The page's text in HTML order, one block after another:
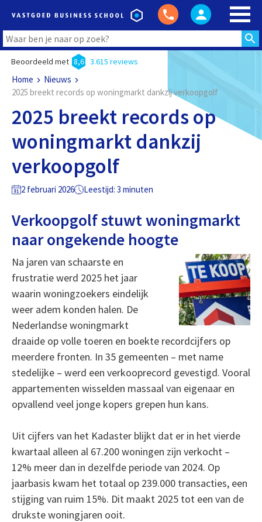
Beoordeeld met 8,6 3.615 reviews
Home
Nieuws
2025 breekt records op woningmarkt dankzij verkoopgolf
2025 breekt records op
woningmarkt dankzij
verkoopgolf
2 februari 2026 Leestijd: 3 minuten
Verkoopgolf stuwt woningmarkt
naar ongekende hoogte
Na jaren van schaarste en
frustratie werd 2025 het jaar
waarin woningzoekers eindelijk
weer adem konden halen. De
Nederlandse woningmarkt
draaide op volle toeren en boekte recordcijfers op
meerdere fronten. In 35 gemeenten – met name
stedelijke – werd een verkooprecord gevestigd. Vooral
appartementen wisselden massaal van eigenaar en
opvallend veel jonge kopers grepen hun kans.
Uit cijfers van het Kadaster blijkt dat er in het vierde
kwartaal alleen al 67.200 woningen zijn verkocht –
12% meer dan in dezelfde periode van 2024. Op
jaarbasis kwam het totaal op 239.000 transacties, een
stijging van ruim 15%. Dit maakt 2025 tot een van de
drukste woningjaren ooit.